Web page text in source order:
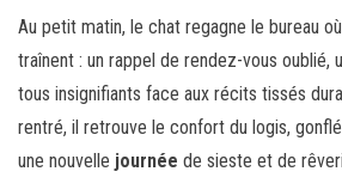
Au petit matin, le chat regagne le bureau
traînent : un rappel de rendez-vous oublié,
tous insignifiants face aux récits tissés
rentré, il retrouve le confort du logis,
une nouvelle journée de sieste et de